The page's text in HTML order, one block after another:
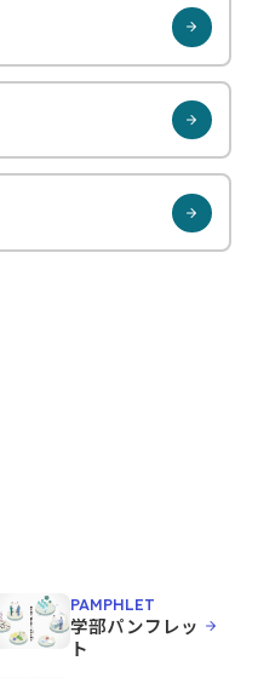
PAMPHLET
学部パンフレッ
ト
卒業生の方